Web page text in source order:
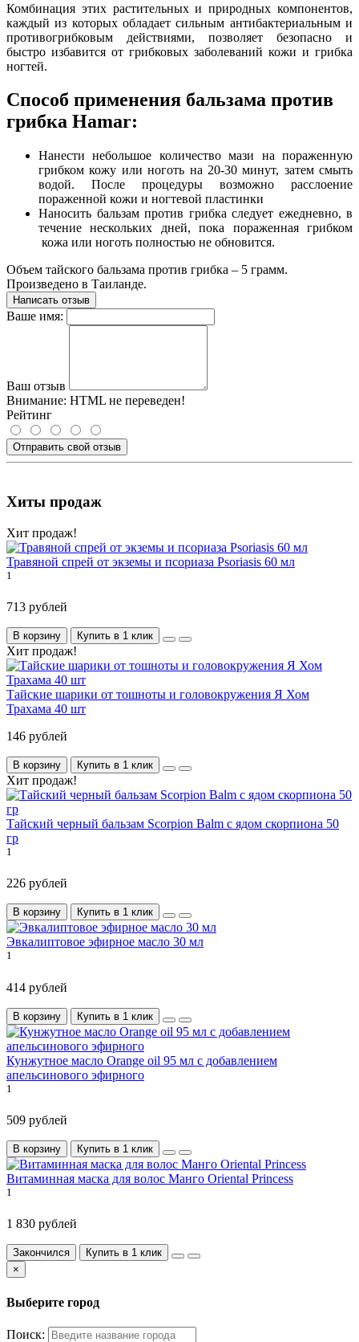
Комбинация этих растительных и природных компонентов,
каждый из которых обладает сильным антибактериальным и
противогрибковым действиями, позволяет безопасно и
быстро избавится от грибковых заболеваний кожи и грибка
ногтей.
Способ применения бальзама против
грибка Hamar:
Нанести небольшое количество мази на пораженную
грибком кожу или ноготь на 20-30 минут, затем смыть
водой. После процедуры возможно расслоение
пораженной кожи и ногтевой пластинки
Наносить бальзам против грибка следует ежедневно, в
течение нескольких дней, пока пораженная грибком
кожа или ноготь полностью не обновится.
Объем тайского бальзама против грибка – 5 грамм.
Произведено в Таиланде.
Написать отзыв
Ваше имя:
Ваш отзыв
Внимание: HTML не переведен!
Рейтинг
Отправить свой отзыв
Хиты продаж
Хит продаж!
Травяной спрей от экземы и псориаза Psoriasis 60 мл
1
713 рублей
В корзину Купить в 1 клик
Хит продаж!
Тайские шарики от тошноты и головокружения Я Хом
Трахама 40 шт
146 рублей
В корзину Купить в 1 клик
Хит продаж!
Тайский черный бальзам Scorpion Balm с ядом скорпиона 50
гр
1
226 рублей
В корзину Купить в 1 клик
Эвкалиптовое эфирное масло 30 мл
1
414 рублей
В корзину Купить в 1 клик
Кунжутное масло Orange oil 95 мл с добавлением
апельсинового эфирного
1
509 рублей
В корзину Купить в 1 клик
Витаминная маска для волос Манго Oriental Princess
1
1 830 рублей
Закончился
Купить в 1 клик
×
Выберите город
Поиск: